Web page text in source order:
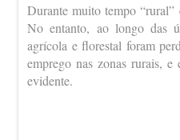
Durante muito tempo “rural”
No entanto, ao longo das
agrícola e florestal foram
emprego nas zonas rurais, e
evidente.